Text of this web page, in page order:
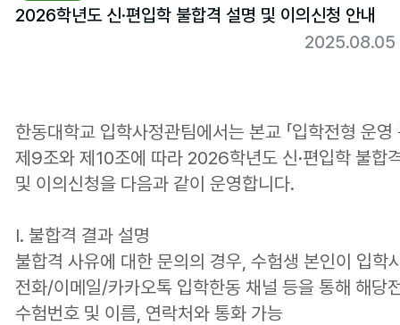
2026학년도 신·편입학 불합격 설명 및 이의신청 안내
한동대학교 입학사정관팀에서는 본교 「입학전형 운영
제9조와 제10조에 따라 2026학년도 신·편입학불합
및 이의신청을 다음과 같이 운영합니다.
Ⅰ. 불합격 결과 설명
불합격 사유에 대한 문의의 경우, 수험생 본인이 입학
전화/이메일/카카오톡 입학한동 채널 등을 통해 해당
수험번호 및 이름, 연락처와 통화 가능